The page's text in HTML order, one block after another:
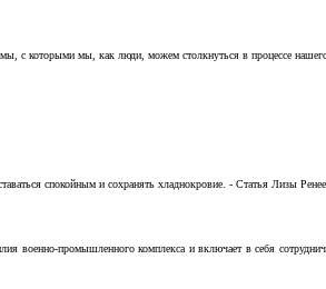
с которыми мы, как люди, можем столкнуться в процессе
спокойным и сохранять хладнокровие. - Статья Лизы
военно-промышленного комплекса и включает в себя